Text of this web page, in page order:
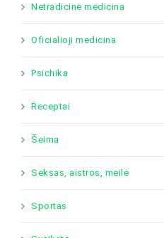
Netradicinė medicina
Oficialioji medicina
Psichika
Receptai
Šeima
Seksas, aistros, meilė
Sportas